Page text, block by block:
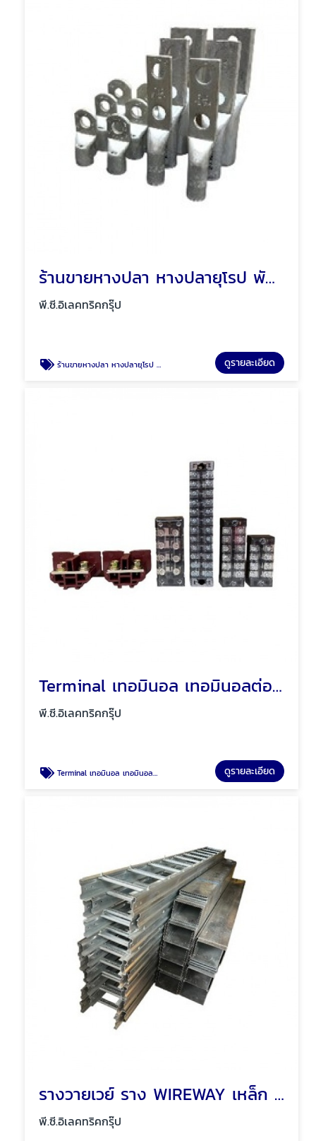
ร้านขายหางปลา หางปลายุโรป พัทยา ชลบุรี
พี.ซี.อิเลคทริคกรุ๊ป
ร้านขายหางปลา หางปลายุโรป พัทยา ชลบุรี ดูรายละเอียด
Terminal เทอมินอล เทอมินอลต่อสายไฟ พัทยา ชลบุรี
พี.ซี.อิเลคทริคกรุ๊ป
Terminal เทอมินอล เทอมินอลต่อสายไฟ ดูรายละเอียด
รางวายเวย์ ราง WIREWAY เหล็ก รางเหล็ก พัทยา ชลบุรี
พี.ซี.อิเลคทริคกรุ๊ป